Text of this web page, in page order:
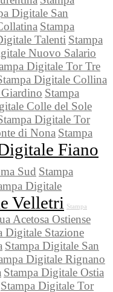
Digitale San
Stampa
Talenti Stampa
Nuovo Salario
Digitale Tor Tre
Digitale Collina
Stampa
Colle del Sole
Digitale Tor
di Nona Stampa
Fiano
Sud Stampa
Digitale
Velletri Stampa
Acetosa Ostiense
Digitale Stazione
Stampa Digitale San
Digitale Rignano
Stampa Digitale Ostia
Stampa Digitale Tor